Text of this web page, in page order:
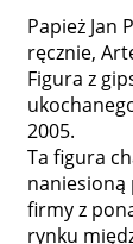
Papież Jan
ręcznie,
Figura z
2005.
Ta figura
naniesioną
firmy z
rynku